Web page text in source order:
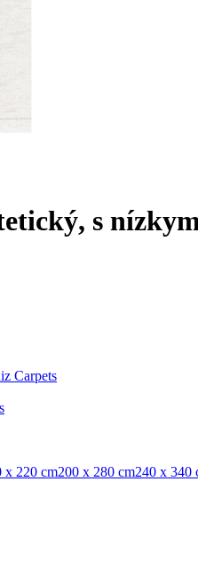
s
Carpets
x 220 cm200 x 280 cm240 x 340